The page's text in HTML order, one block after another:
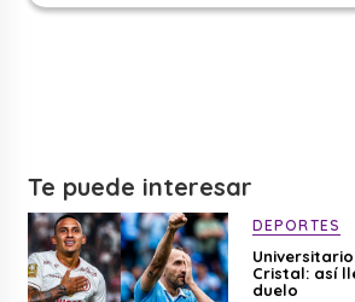
Te puede interesar
DEPORTES
Cristal: así
duelo